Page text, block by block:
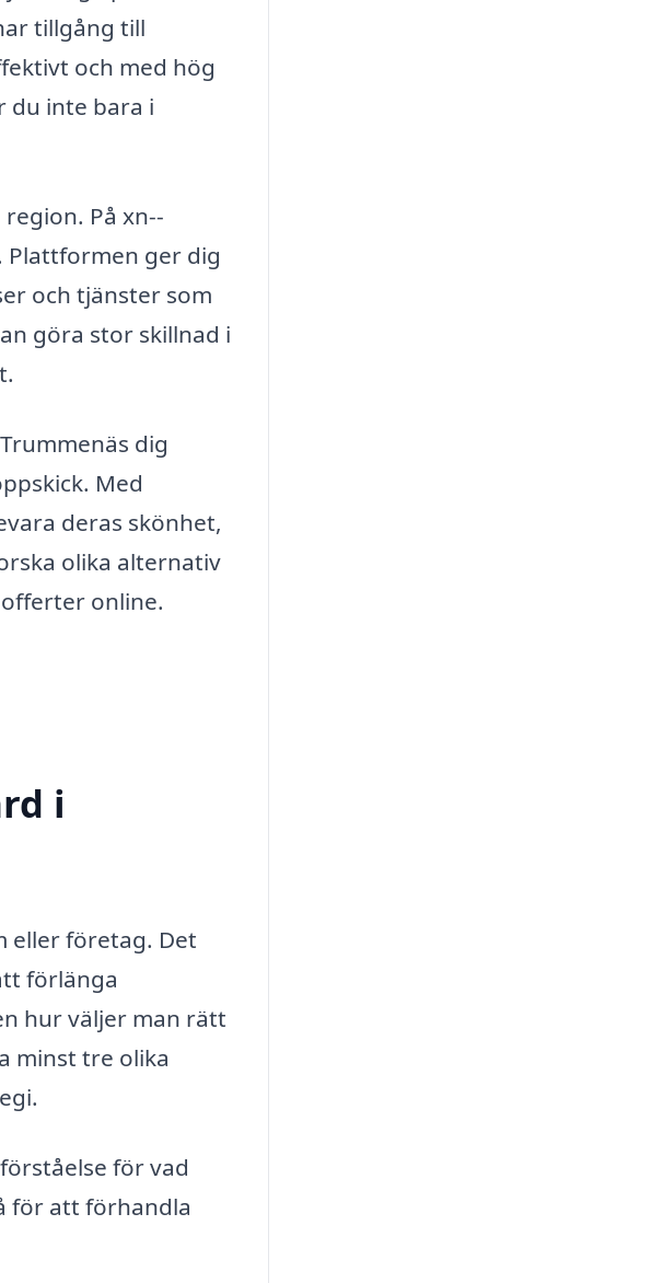
tillgång till
och med hög
du inte bara i
På xn--
Plattformen ger dig
och tjänster som
göra stor skillnad i
dig
Med
deras skönhet,
olika alternativ
online.
i
eller företag. Det
förlänga
hur väljer man rätt
minst tre olika
för vad
för att förhandla